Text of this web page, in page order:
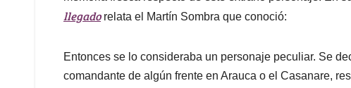
llegadorelata el Martín Sombra que conoció:
Entonces se lo consideraba un personaje peculiar. Se
comandante de algún frente en Arauca o el Casanare,